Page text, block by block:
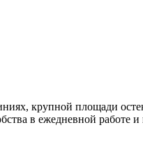
крупной площади
в ежедневной работе и